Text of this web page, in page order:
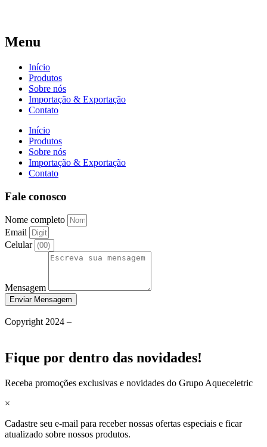
Menu
Início
Produtos
Sobre nós
Importação & Exportação
Contato
Início
Produtos
Sobre nós
Importação & Exportação
Contato
Fale conosco
Nome completo
Email
Celular
Mensagem
Enviar Mensagem
Copyright 2024 –
Fique por dentro das novidades!
Receba promoções exclusivas e novidades do Grupo Aqueceletric
×
Cadastre seu e-mail para receber nossas ofertas especiais e ficar
atualizado sobre nossos produtos.